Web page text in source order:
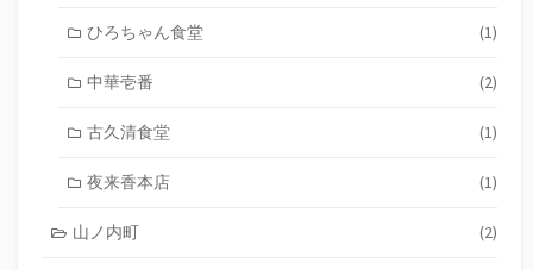
ひろちゃん食堂 (1)
中華壱番 (2)
古久清食堂 (1)
夜来香本店 (1)
山ノ内町 (2)